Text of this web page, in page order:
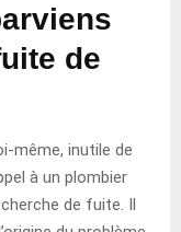
de
même, inutile de
à un plombier
de fuite. Il